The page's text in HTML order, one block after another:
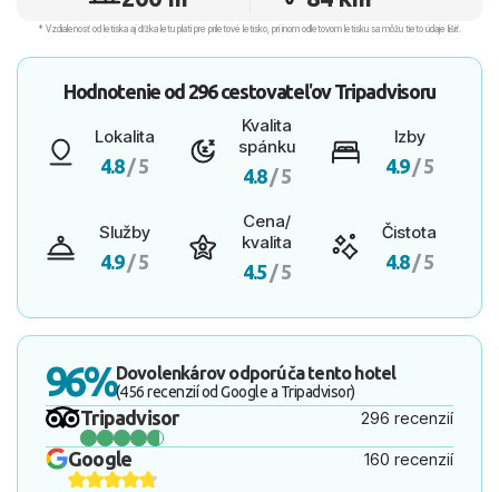
* Vzdialenosť od letiska aj dľžka letu platí pre príletové letisko, pri inom odletovom letisku sa môžu tieto údaje líšiť.
Hodnotenie od 296 cestovateľovTripadvisoru
Lokalita
4.8/ 5
Kvalita
spánku
4.8/ 5
Izby
4.9/ 5
Služby
4.9/ 5
Cena/
kvalita
4.5 / 5
Čistota
4.8/ 5
96%Dovolenkárov odporúča tento hotel
(456 recenzií od Google a Tripadvisor)
Tripadvisor 296 recenzií
Google 160 recenzií